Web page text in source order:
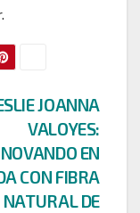
JOANNA
VALOYES:
EN
CON FIBRA
NATURAL DE